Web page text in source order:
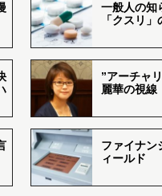
一般人の知
「クスリ
”アーチャ
麗華の視線
ファイナン
ィールド